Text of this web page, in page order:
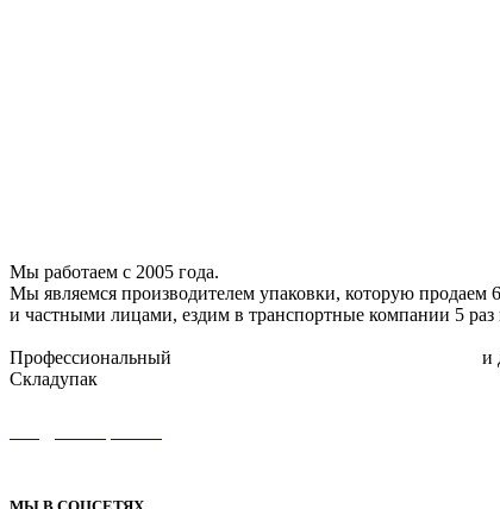
Мы работаем с 2005 года.
Мы являемся производителем упаковки, которую
и частными лицами, ездим в транспортные компании 5
Профессиональный и
Складупак